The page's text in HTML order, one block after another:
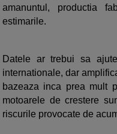
amanuntul, productia
estimarile.
Datele ar trebui sa
internationale, dar
bazeaza inca prea mult
motoarele de crestere
riscurile provocate de